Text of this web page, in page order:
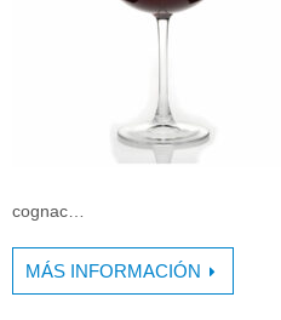
cognac…
MÁS INFORMACIÓN